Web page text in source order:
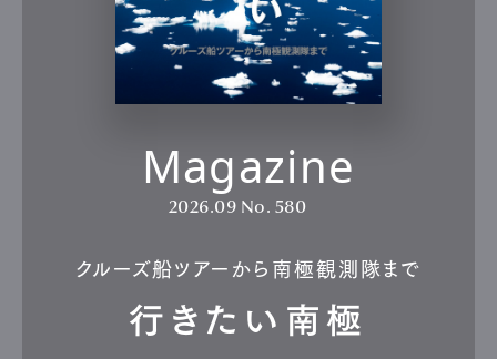
Magazine
2026.09 No. 580
クルーズ船ツアーから南極観測隊まで
行きたい南極